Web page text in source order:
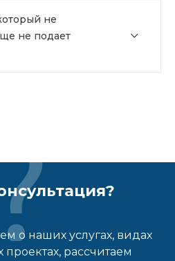
не
не подает
о наших услугах, видах
проектах, рассчитаем